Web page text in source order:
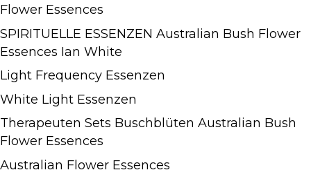
Flower Essences
SPIRITUELLE ESSENZEN Australian Bush Flower
Essences Ian White
Light Frequency Essenzen
White Light Essenzen
Therapeuten Sets Buschblüten Australian Bush
Flower Essences
Australian Flower Essences